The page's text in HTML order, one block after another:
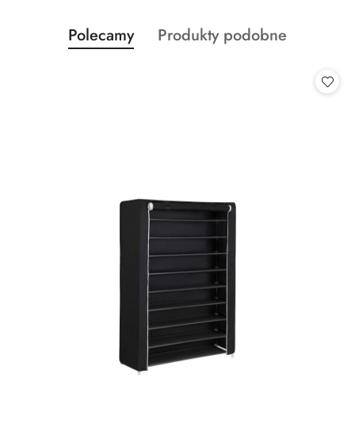
Pomiń karuzelę produktów
Produkty
o
Polecamy
Produkty
Produkty podobne